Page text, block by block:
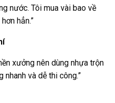
nước. Tôi mua vài bao về
hẳn.”
xưởng nên dùng nhựa trộn
và dễ thi công.”